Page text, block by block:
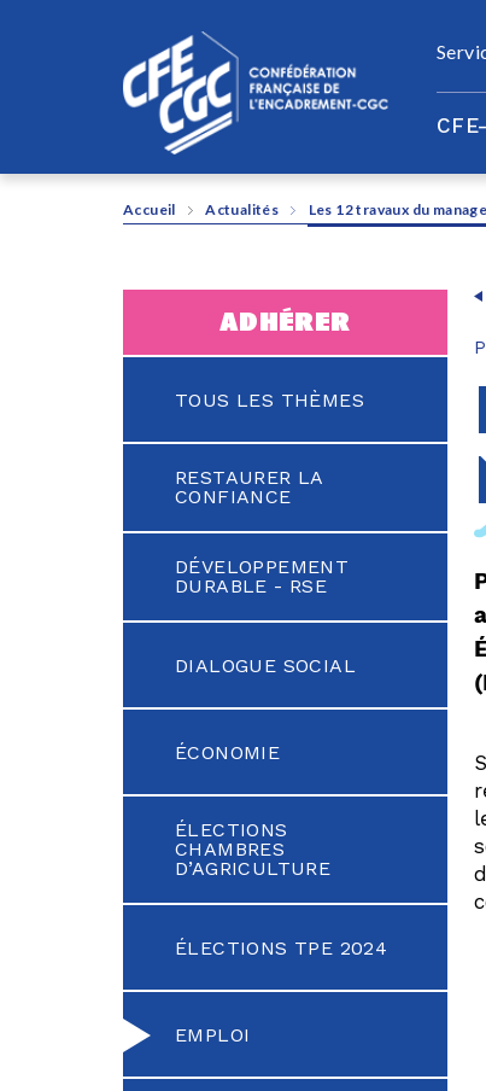
Accueil Actualités Les 12 travaux du
adhérer
TOUS LES THÈMES
RESTAURER LA
CONFIANCE
DÉVELOPPEMENT
DURABLE - RSE
DIALOGUE SOCIAL
ÉCONOMIE
ÉLECTIONS
CHAMBRES
D’AGRICULTURE
ÉLECTIONS TPE 2024
EMPLOI